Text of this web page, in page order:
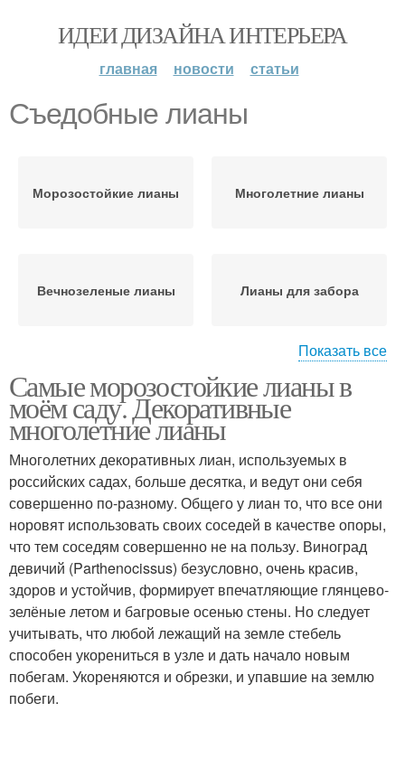
ИДЕИ ДИЗАЙНА ИНТЕРЬЕРА
главная новости статьи
Съедобные лианы
Морозостойкие лианы Многолетние лианы
Вечнозеленые лианы Лианы для забора
лианы
Цветущие лианы
Лианы для сада Быстрорастущие лианы
Тенелюбивые лианы
Теневыносливые
лианы
Лианы для
Красивые лианы
Показать все
Самые морозостойкие лианы в
моём саду. Декоративные
многолетние лианы
Многолетних декоративных лиан, используемых в
российских садах, больше десятка, и ведут они себя
совершенно по-разному. Общего у лиан то, что все они
норовят использовать своих соседей в качестве опоры,
что тем соседям совершенно не на пользу. Виноград
девичий (Parthenocissus) безусловно, очень красив,
здоров и устойчив, формирует впечатляющие глянцево-
зелёные летом и багровые осенью стены. Но следует
учитывать, что любой лежащий на земле стебель
способен укорениться в узле и дать начало новым
побегам. Укореняются и обрезки, и упавшие на землю
побеги.